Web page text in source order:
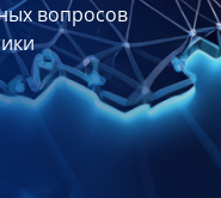
вопросов